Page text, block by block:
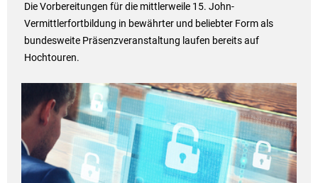
Die Vorbereitungen für die mittlerweile 15. John-
Vermittlerfortbildung in bewährter und beliebter Form als
bundesweite Präsenzveranstaltung laufen bereits auf
Hochtouren.